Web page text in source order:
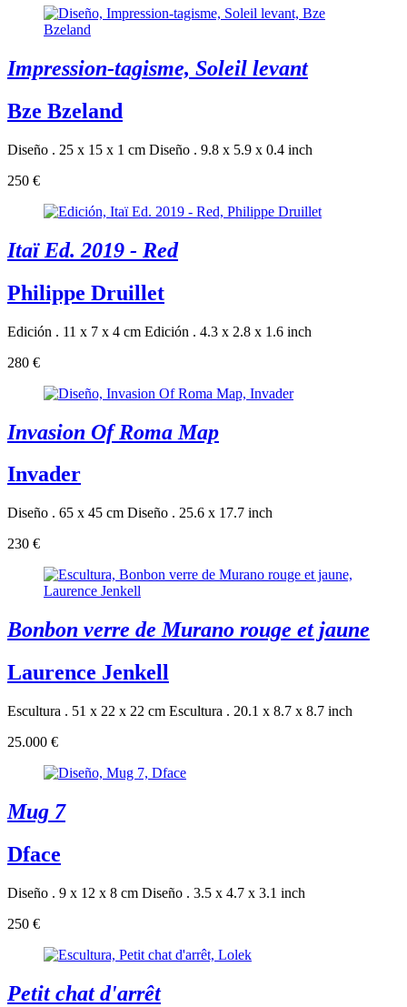
Impression-tagisme, Soleil levant
Bze Bzeland
Diseño . 25 x 15 x 1 cm Diseño . 9.8 x 5.9 x 0.4 inch
250 €
Itaï Ed. 2019 - Red
Philippe Druillet
Edición . 11 x 7 x 4 cm Edición . 4.3 x 2.8 x 1.6 inch
280 €
Invasion Of Roma Map
Invader
Diseño . 65 x 45 cm Diseño . 25.6 x 17.7 inch
230 €
Bonbon verre de Murano rouge et jaune
Laurence Jenkell
Escultura . 51 x 22 x 22 cm Escultura . 20.1 x 8.7 x 8.7 inch
25.000 €
Mug 7
Dface
Diseño . 9 x 12 x 8 cm Diseño . 3.5 x 4.7 x 3.1 inch
250 €
Petit chat d'arrêt